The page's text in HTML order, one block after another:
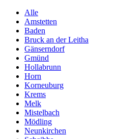
Alle
Amstetten
Baden
Bruck an der Leitha
Gänserndorf
Gmünd
Hollabrunn
Horn
Korneuburg
Krems
Melk
Mistelbach
Mödling
Neunkirchen